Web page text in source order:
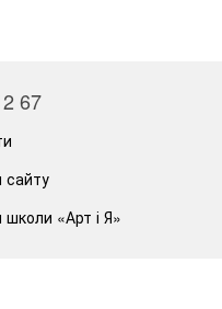
67
сайту
школи «Арт і Я»